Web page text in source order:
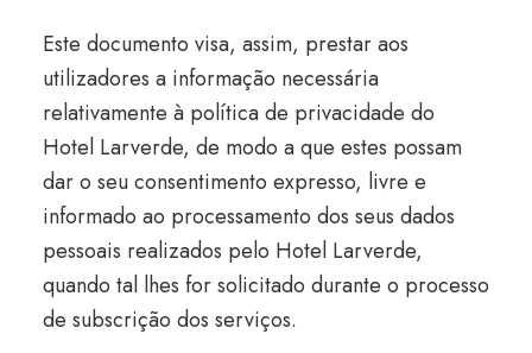
Este documento visa, assim, prestar aos
utilizadores a informação necessária
relativamente à política de privacidade do
Hotel Larverde, de modo a que estes possam
dar o seu consentimento expresso, livre e
informado ao processamento dos seus dados
pessoais realizados pelo Hotel Larverde,
quando tal lhes for solicitado durante o processo
de subscrição dos serviços.